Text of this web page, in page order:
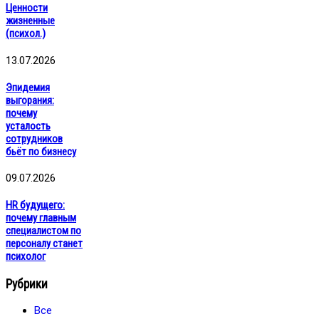
Ценности
жизненные
(психол.)
13.07.2026
Эпидемия
выгорания:
почему
усталость
сотрудников
бьёт по бизнесу
09.07.2026
HR будущего:
почему главным
специалистом по
персоналу станет
психолог
Рубрики
Все